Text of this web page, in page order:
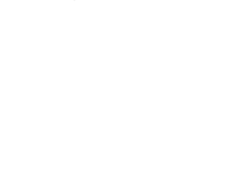
tombants du parc
et la beauté de ses
papillons, balistes et